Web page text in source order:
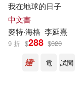
漫遊者文化(6)
我在地球的日子
中文書
麥特‧海格 李延熹
9 折 $288 $320
電
試閱